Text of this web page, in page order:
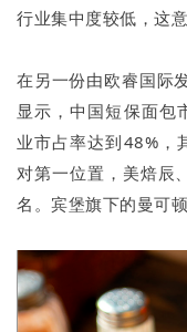
行业集中度较低，这
在另一份由欧睿国际
显示，中国短保面包
业市占率达到48%，
对第一位置，美焙辰
名。宾堡旗下的曼可